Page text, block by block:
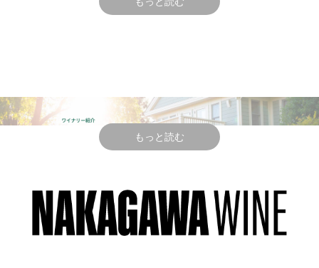
葡萄は酸を保ちながらゆっくりと成熟した。
山火事の影響による煙害が心配されたが、ベストの葡萄を
厳選し高品質ワインに仕上がっている.
煙害を心配される葡萄は全く入っておらず、健全で生き生
テクニカル情報
もっと読む
NAPA
HIGHLANDS
ナパ・ハイラン
ズ